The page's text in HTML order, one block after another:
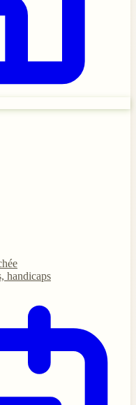
handicaps